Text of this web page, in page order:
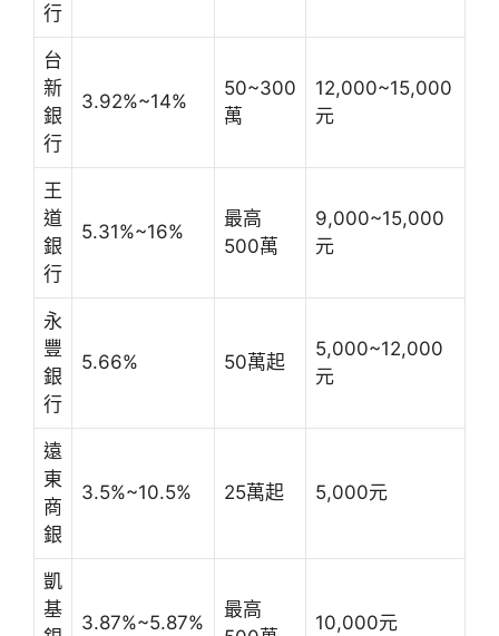
行
台
新
銀
行
3.92%~14%
50~300
萬
12,000~15,000
元
王
道
銀
行
5.31%~16%
最高
500萬
9,000~15,000
元
永
豐
銀
行
5.66% 50萬起
5,000~12,000
元
遠
東
商
銀
3.5%~10.5% 25萬起 5,000元
凱
基
3.87%~5.87%
最高
10,000元